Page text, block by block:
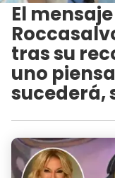
El
tras su
uno
sucederá,